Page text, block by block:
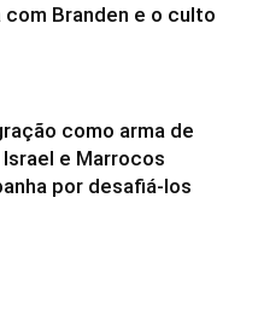
com Branden e o culto
como arma de
e Marrocos
por desafiá-los